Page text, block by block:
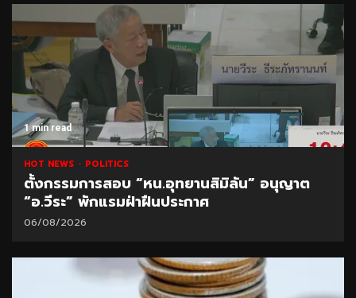
1 min read
HOT NEWS POLITICS
ตั้งกรรมการสอบ “หน.อุทยานสิมิลัน” อนุญาต
“อ.วีระ” พักแรมฝ่าฝืนประกาศ
06/08/2026